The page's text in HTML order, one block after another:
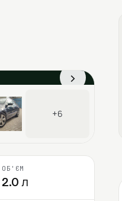
›
+6
ОБ'ЄМ
2.0 л